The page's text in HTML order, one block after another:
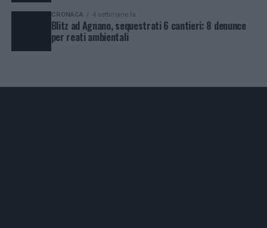
CRONACA 4 settimane fa
Blitz ad Agnano, sequestrati 6 cantieri: 8 denunce
per reati ambientali